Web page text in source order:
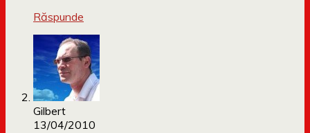
Răspunde
Gilbert
13/04/2010